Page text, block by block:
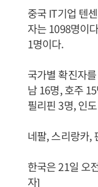
중국 IT기업 텐
자는 1098명이
1명이다.
국가별 확진자
남 16명, 호주
필리핀 3명, 인
네팔, 스리랑카,
한국은 21일 오
자]